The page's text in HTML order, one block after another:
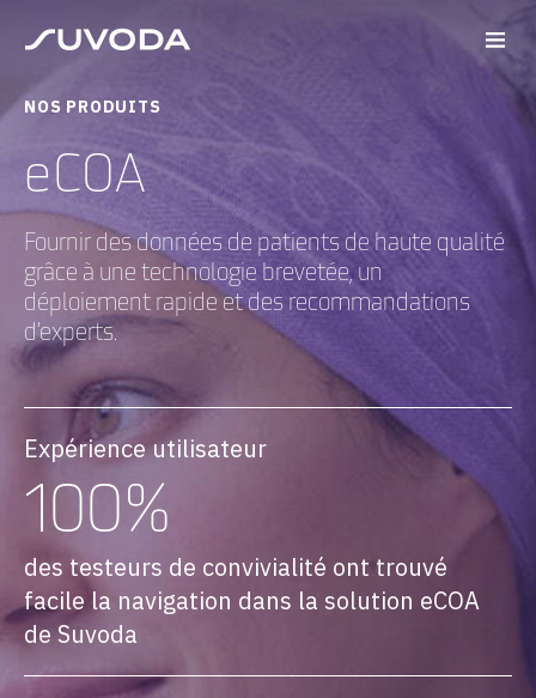
NOS PRODUITS
eCOA
Fournir des données de patients de haute qualité
grâce à une technologie brevetée, un
déploiement rapide et des recommandations
d’experts.
Expérience utilisateur
100%
des testeurs de convivialité ont trouvé
facile la navigation dans la solution eCOA
de Suvoda